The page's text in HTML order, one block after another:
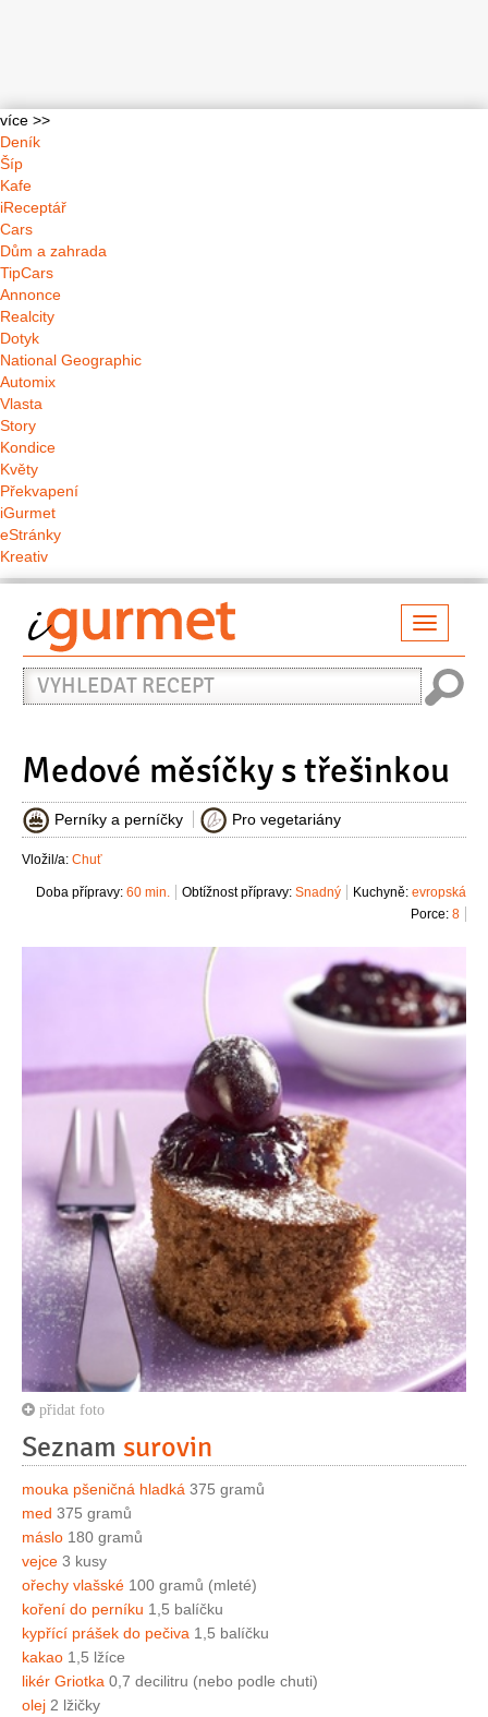
více >>
Deník
Šíp
Kafe
iReceptář
Cars
Dům a zahrada
TipCars
Annonce
Realcity
Dotyk
National Geographic
Automix
Vlasta
Story
Kondice
Květy
Překvapení
iGurmet
eStránky
Kreativ
Vyhledat
recept
Medové měsíčky s třešinkou
Perníky a perníčky Pro vegetariány
Vložil/a: Chuť
Kuchyně: evropská
Obtížnost přípravy: Snadný
Doba přípravy: 60 min.
Porce: 8
přidat foto
Seznam surovin
mouka pšeničná hladká 375 gramů
med 375 gramů
máslo 180 gramů
vejce 3 kusy
ořechy vlašské 100 gramů (mleté)
koření do perníku 1,5 balíčku
kypřící prášek do pečiva 1,5 balíčku
kakao 1,5 lžíce
likér Griotka 0,7 decilitru (nebo podle chuti)
olej 2 lžičky